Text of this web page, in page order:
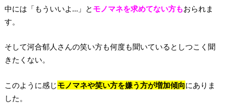
中には「もういいよ…」と モノマネを求めてない方もおられま
す。
そして河合郁人さんの笑い方も何度も聞いているとしつこく聞
きたくない。
このように感じモノマネや笑い方を嫌う方が増加傾向にありま
した。